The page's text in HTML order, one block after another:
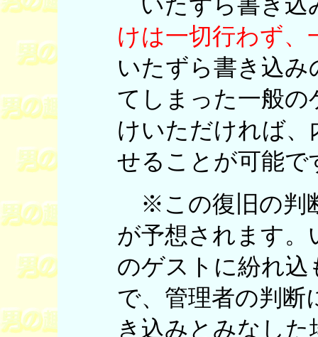
けは一切行わず、
いたずら書き込み
てしまった一般の
けいただければ、
せることが可能で
※この復旧の判
が予想されます。
のゲストに紛れ
で、管理者の判断
き込みとみなし